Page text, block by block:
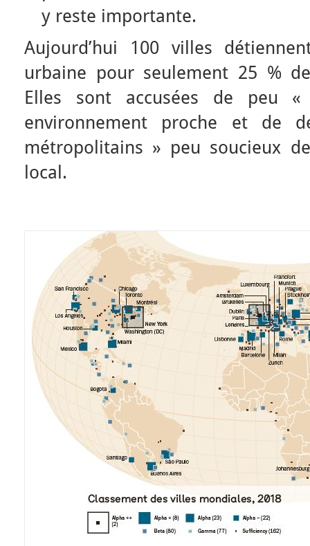
y reste importante.
Aujourd’hui 100 villes
urbaine pour seulement 25 %
Elles sont accusées de peu
environnement proche et de
métropolitains » peu soucieux
local.